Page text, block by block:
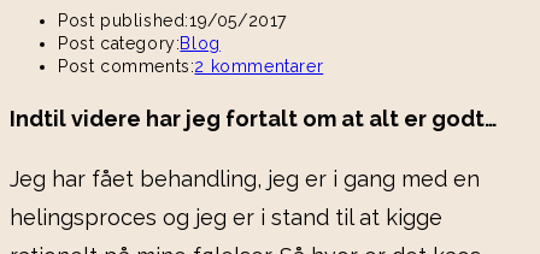
Post published:19/05/2017
Post category:Blog
Post comments:2 kommentarer
Indtil videre har jeg fortalt om at alt er godt…
Jeg har fået behandling, jeg er i gang med en
helingsproces og jeg er i stand til at kigge